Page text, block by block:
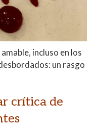
incluso en los
un rasgo
crítica de